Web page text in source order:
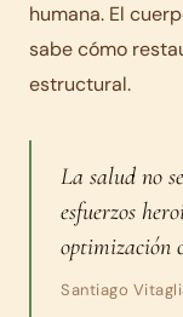
humana. El
sabe cómo
estructural.
La salud no
esfuerzos
optimización
Santiago